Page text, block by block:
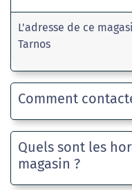
L'adresse de ce
Tarnos
Comment
Quels sont les
magasin ?